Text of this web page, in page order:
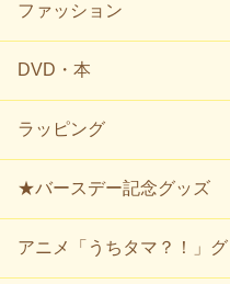
ファッション
DVD・本
ラッピング
★バースデー記念グッズ
アニメ「うちタマ？！」